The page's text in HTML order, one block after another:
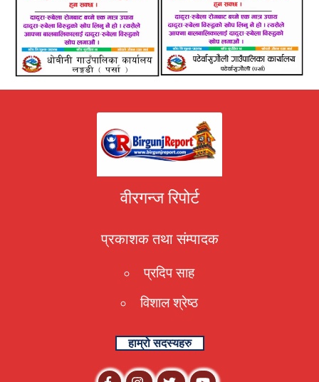
वीरगन्ज रिपोर्ट
प्रकाशक तथा संम्पादक
प्रदिप साह
विशाल श्रेष्ठ
हाम्रो सदस्यहरु